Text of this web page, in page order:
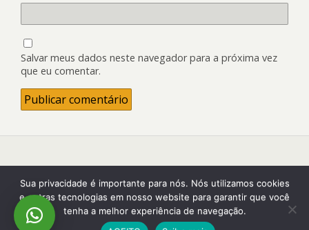
Salvar meus dados neste navegador para a próxima vez
que eu comentar.
Back to top
Mobile Desktop
Sua privacidade é importante para nós. Nós utilizamos cookies
e outras tecnologias em nosso website para garantir que você
tenha a melhor experiência de navegação.